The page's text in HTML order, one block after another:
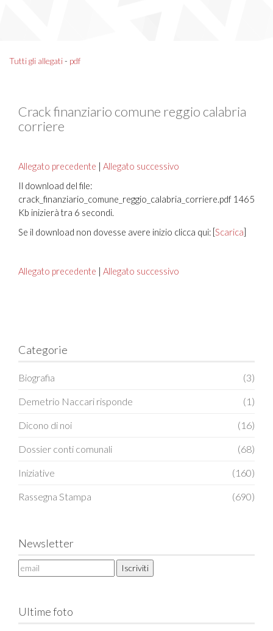
Tutti gli allegati- pdf
Crack finanziario comune reggio calabria
corriere
Allegato precedente | Allegato successivo
Il download del file:
crack_finanziario_comune_reggio_calabria_corriere.pdf 1465
Kb inizierà tra 6 secondi.
Se il download non dovesse avere inizio clicca qui: [Scarica]
Allegato precedente | Allegato successivo
Categorie
Biografia (3)
Demetrio Naccari risponde (1)
Dicono di noi (16)
Dossier conti comunali (68)
Iniziative (160)
Rassegna Stampa (690)
Newsletter
Ultime foto